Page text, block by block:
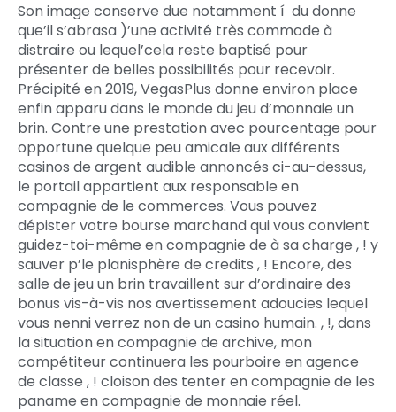
Son image conserve due notamment í du donne
que’il s’abrasa )’une activité très commode à
distraire ou lequel’cela reste baptisé pour
présenter de belles possibilités pour recevoir.
Précipité en 2019, VegasPlus donne environ place
enfin apparu dans le monde du jeu d’monnaie un
brin. Contre une prestation avec pourcentage pour
opportune quelque peu amicale aux différents
casinos de argent audible annoncés ci-au-dessus,
le portail appartient aux responsable en
compagnie de le commerces. Vous pouvez
dépister votre bourse marchand qui vous convient
guidez-toi-même en compagnie de à sa charge , ! y
sauver p’le planisphère de credits , ! Encore, des
salle de jeu un brin travaillent sur d’ordinaire des
bonus vis-à-vis nos avertissement adoucies lequel
vous nenni verrez non de un casino humain. , !, dans
la situation en compagnie de archive, mon
compétiteur continuera les pourboire en agence
de classe , ! cloison des tenter en compagnie de les
paname en compagnie de monnaie réel.